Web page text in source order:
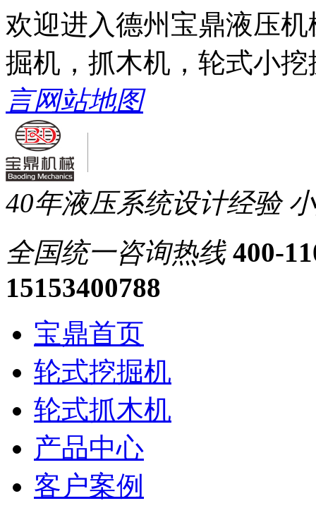
欢迎进入德州宝鼎液压
掘机，抓木机，轮式小
言网站地图
40年液压系统设计经验
全国统一咨询热线 400-
15153400788
宝鼎首页
轮式挖掘机
轮式抓木机
产品中心
客户案例